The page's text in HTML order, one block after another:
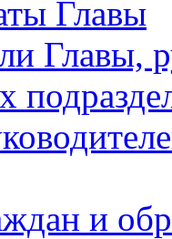
Главы
Главы,
и